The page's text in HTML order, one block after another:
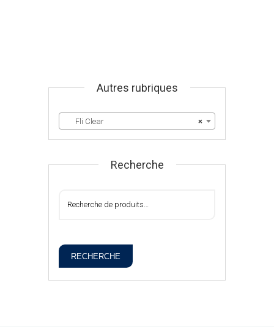
Autres rubriques
×
Fli Clear
Recherche
RECHERCHE